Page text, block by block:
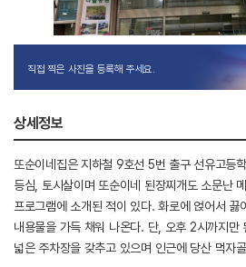
직접 찍은 사진을 등록해 주세요.
상세정보
또순이네집은 지하철 9호선 5번 출구 선유고등
등심, 토시살이며 또순이네 된장찌개도 소문난
프로그램에 소개된 적이 있다. 화로에 얹어서 끓
내용물을 가득 채워 나온다. 단, 오후 2시까지만
넓은 주차장을 갖추고 있으며 인근에 당산 먹자